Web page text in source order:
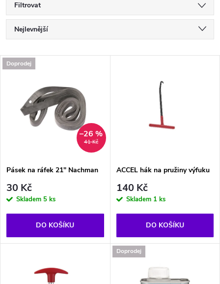
Filtrovat
Ř
a
p
r
d
Nejlevnější
Nejprodávanější
Abecedně
V
s
p
r
o
Doprodej
41 Kč
–26 %
Pásek na ráfek 21" Nachman
30 Kč
Skladem 5 ks
DO KOŠÍKU
ACCEL hák na pružiny výfuku
140 Kč
Skladem 1 ks
DO KOŠÍKU
Doprodej